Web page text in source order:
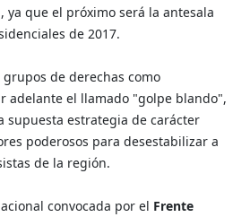
ya que el próximo será la antesala
de 2017.
de derechas como
adelante el llamado "golpe blando",
supuesta estrategia de carácter
poderosos para desestabilizar a
de la región.
convocada por el Frente